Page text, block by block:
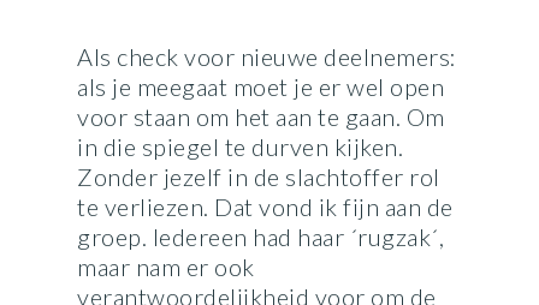
Als check voor nieuwe deelnemers:
als je meegaat moet je er wel open
voor staan om het aan te gaan. Om
in die spiegel te durven kijken.
Zonder jezelf in de slachtoffer rol
te verliezen. Dat vond ik fijn aan de
groep. Iedereen had haar ´rugzak´,
maar nam er ook
verantwoordelijkheid voor om de